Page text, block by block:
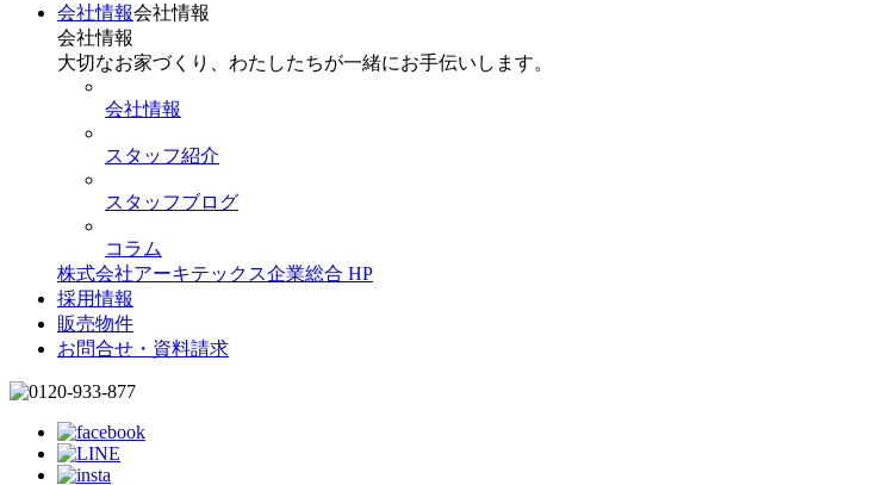
会社情報会社情報
会社情報
大切なお家づくり、わたしたちが一緒にお手伝いします。
会社情報
スタッフ紹介
スタッフブログ
コラム
株式会社アーキテックス企業総合 HP
採用情報
販売物件
お問合せ・資料請求